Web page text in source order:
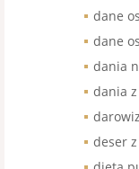
dane
dane
dania
dania
deser